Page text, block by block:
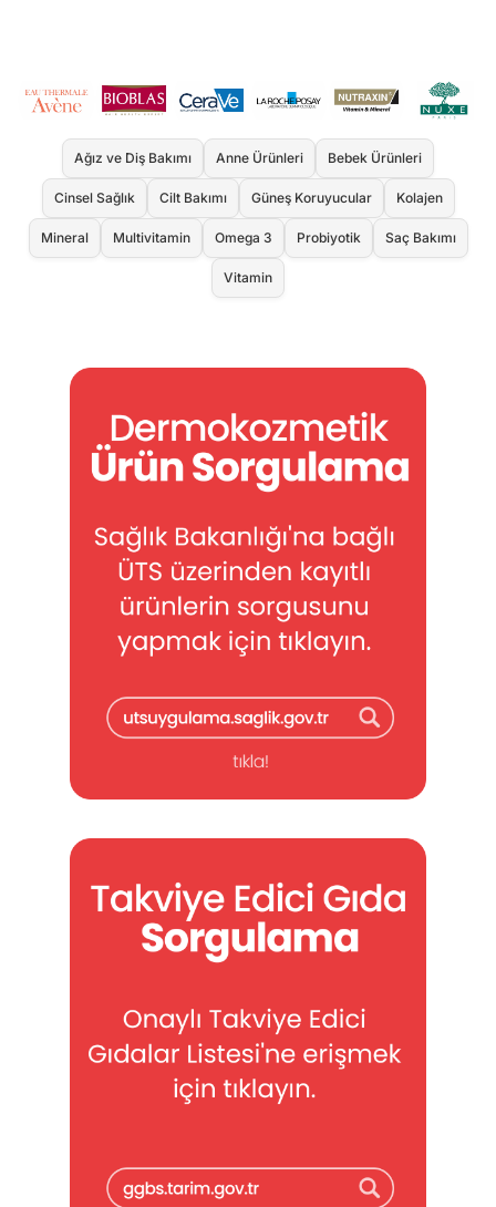
Ağız ve Diş Bakımı Anne Ürünleri Bebek Ürünleri
Cinsel Sağlık Cilt Bakımı Güneş Koruyucular Kolajen
Mineral Multivitamin Omega 3 Probiyotik Saç Bakımı
Vitamin